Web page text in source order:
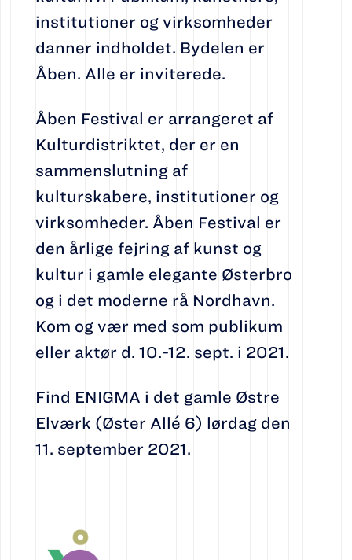
institutioner og virksomheder
danner indholdet. Bydelen er
Åben. Alle er inviterede.
Åben Festival er arrangeret af
Kulturdistriktet, der er en
sammenslutning af
kulturskabere, institutioner og
virksomheder. Åben Festival er
den årlige fejring af kunst og
kultur i gamle elegante Østerbro
og i det moderne rå Nordhavn.
Kom og vær med som publikum
eller aktør d. 10.-12. sept. i 2021.
Find ENIGMA i det gamle Østre
Elværk (Øster Allé 6) lørdag den
11. september 2021.